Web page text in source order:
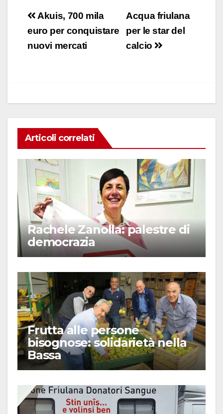
c
e
b
at
s
A
e
ail n
di
vi
Navigazione
articoli
Acqua friulana
per le star del
calcio
Akuis, 700 mila
euro per conquistare
nuovi mercati
Articoli correlati
Rachele Zanolla: palestre di
democrazia
Frutta alle persone
bisognose: solidarietà nella
Bassa